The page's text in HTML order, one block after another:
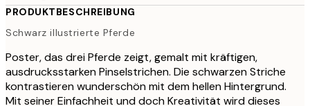
PRODUKTBESCHREIBUNG
Schwarz illustrierte Pferde
Poster, das drei Pferde zeigt, gemalt mit kräftigen,
ausdrucksstarken Pinselstrichen. Die schwarzen Striche
kontrastieren wunderschön mit dem hellen Hintergrund.
Mit seiner Einfachheit und doch Kreativität wird dieses